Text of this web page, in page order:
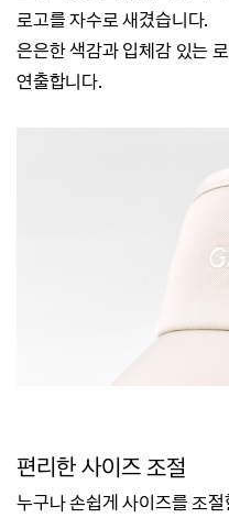
로고를 자수로 새겼습니다.
은은한 색감과 입체감 있는
연출합니다.
편리한 사이즈 조절
누구나 손쉽게 사이즈를 조